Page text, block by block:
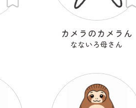
カメラのカメラん
なないろ母さん